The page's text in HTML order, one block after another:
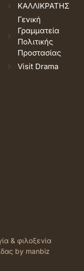
ΚΑΛΛΙΚΡΑΤΗΣ
Γενική
Γραμματεία
Πολιτικής
Προστασίας
Visit Drama
& φιλοξενία
by manbiz